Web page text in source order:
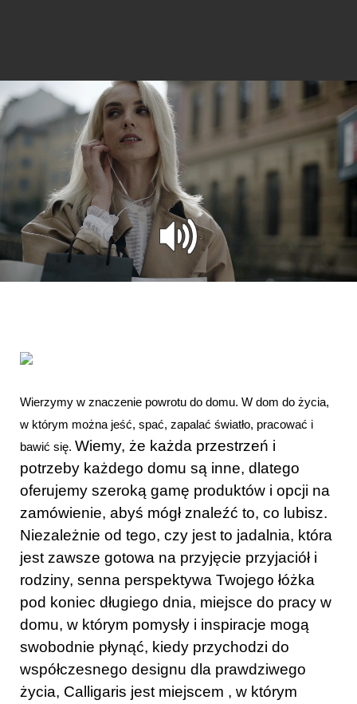
Wierzymy w znaczenie powrotu do domu. W dom do życia,
w którym można jeść, spać, zapalać światło, pracować i
bawić się. Wiemy, że każda przestrzeń i
potrzeby każdego domu są inne, dlatego
oferujemy szeroką gamę produktów i opcji na
zamówienie, abyś mógł znaleźć to, co lubisz.
Niezależnie od tego, czy jest to jadalnia, która
jest zawsze gotowa na przyjęcie przyjaciół i
rodziny, senna perspektywa Twojego łóżka
pod koniec długiego dnia, miejsce do pracy w
domu, w którym pomysły i inspiracje mogą
swobodnie płynąć, kiedy przychodzi do
współczesnego designu dla prawdziwego
życia, Calligaris jest miejscem , w którym